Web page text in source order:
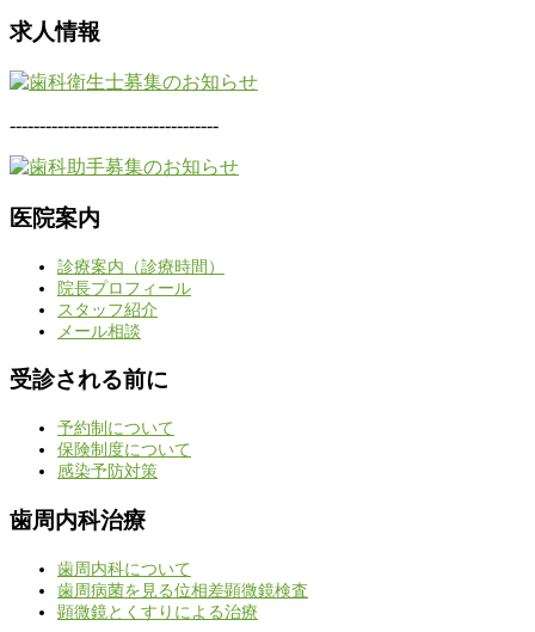
求人情報
-----------------------------------
医院案内
診療案内（診療時間）
院長プロフィール
スタッフ紹介
メール相談
受診される前に
予約制について
保険制度について
感染予防対策
歯周内科治療
歯周内科について
歯周病菌を見る位相差顕微鏡検査
顕微鏡とくすりによる治療